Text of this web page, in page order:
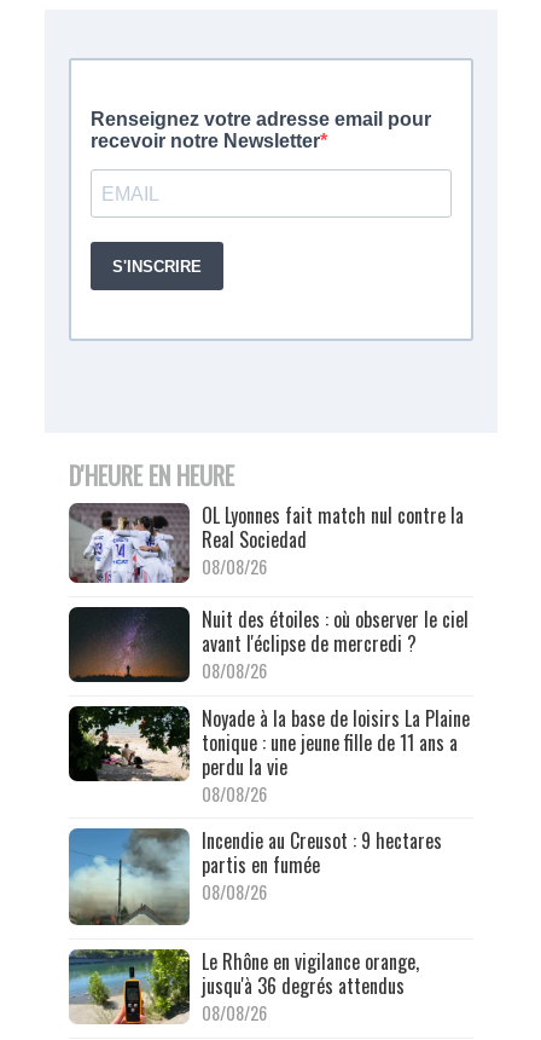
D'HEURE EN HEURE
OL Lyonnes fait match nul contre la
Real Sociedad
08/08/26
Nuit des étoiles : où observer le ciel
avant l'éclipse de mercredi ?
08/08/26
Noyade à la base de loisirs La Plaine
tonique : une jeune fille de 11 ans a
perdu la vie
08/08/26
Incendie au Creusot : 9 hectares
partis en fumée
08/08/26
Le Rhône en vigilance orange,
jusqu'à 36 degrés attendus
08/08/26